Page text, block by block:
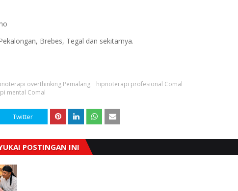
Brebes, Tegal dan sekitarnya.
overthinking Pemalang
hipnoterapi profesional Comal
mental Comal
Twitter
POSTINGAN INI